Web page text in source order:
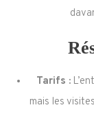
Tarifs :
mais les